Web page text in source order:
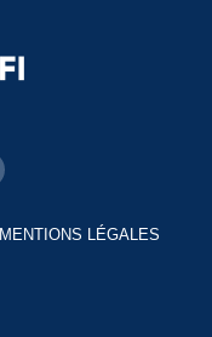
MENTIONS LÉGALES